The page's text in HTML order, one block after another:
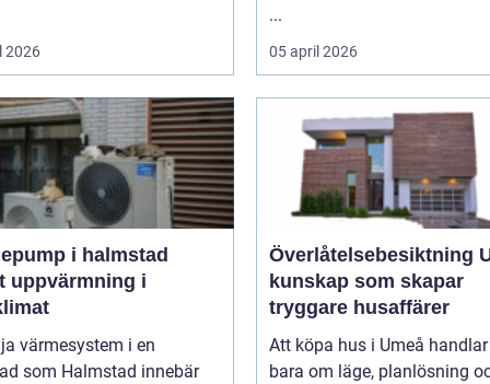
2026
...
05 april 2026
i halmstad
uppvärmning i
värmesystem i en
som Halmstad innebär
Överlåtelsebesiktning
kunskap som skapar
tryggare husaffärer
Att köpa hus i Umeå
bara om läge, planlösning